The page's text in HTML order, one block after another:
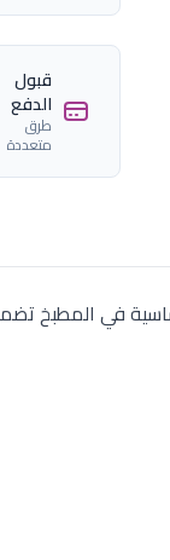
قبول
الدفع
طرق
متعددة